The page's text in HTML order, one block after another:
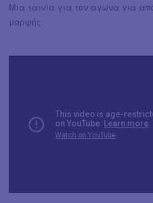
Μια ταινία για τον αγώνα για
μορφής.